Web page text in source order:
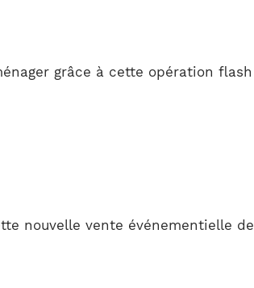
grâce à cette opération
nouvelle vente événementielle de